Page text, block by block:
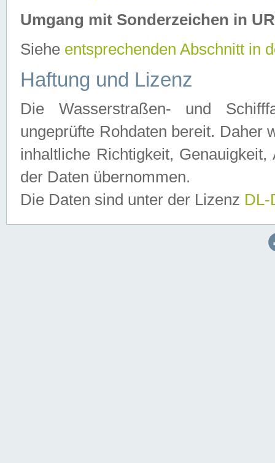
Umgang mit Sonderzeichen in
Siehe entsprechenden Abschnitt in
Haftung und Lizenz
Die Wasserstraßen- und
ungeprüfte Rohdaten bereit. Daher
inhaltliche Richtigkeit,
der Daten übernommen.
Die Daten sind unter der Lizenz